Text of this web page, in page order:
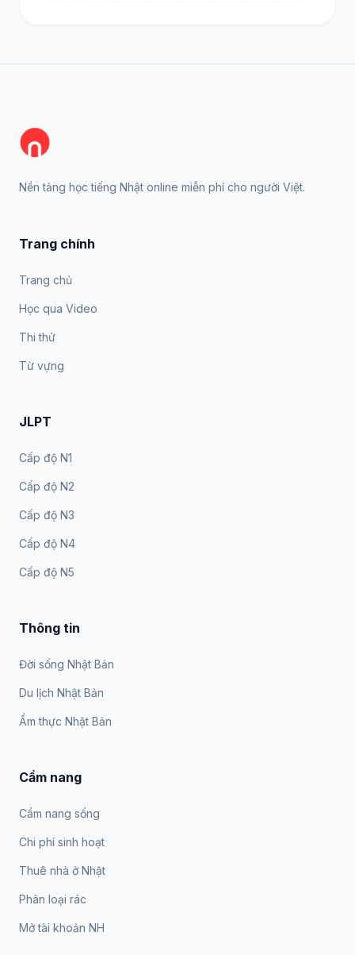
Nền tảng học tiếng Nhật online miễn phí cho người Việt.
Trang chính
Trang chủ
Học qua Video
Thi thử
Từ vựng
JLPT
Cấp độ N1
Cấp độ N2
Cấp độ N3
Cấp độ N4
Cấp độ N5
Thông tin
Đời sống Nhật Bản
Du lịch Nhật Bản
Ẩm thực Nhật Bản
Cẩm nang
Cẩm nang sống
Chi phí sinh hoạt
Thuê nhà ở Nhật
Phân loại rác
Mở tài khoản NH